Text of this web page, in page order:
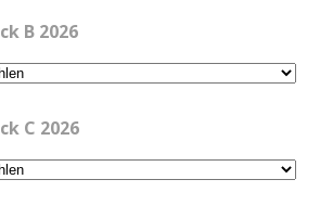
B 2026
C 2026